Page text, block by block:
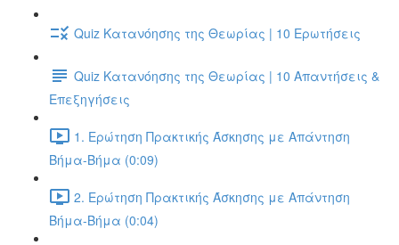
Quiz Κατανόησης της Θεωρίας | 10 Ερωτήσεις
Quiz Κατανόησης της Θεωρίας | 10 Απαντήσεις &
Επεξηγήσεις
1. Ερώτηση Πρακτικής Άσκησης με Απάντηση
Βήμα-Βήμα (0:09)
2. Ερώτηση Πρακτικής Άσκησης με Απάντηση
Βήμα-Βήμα (0:04)